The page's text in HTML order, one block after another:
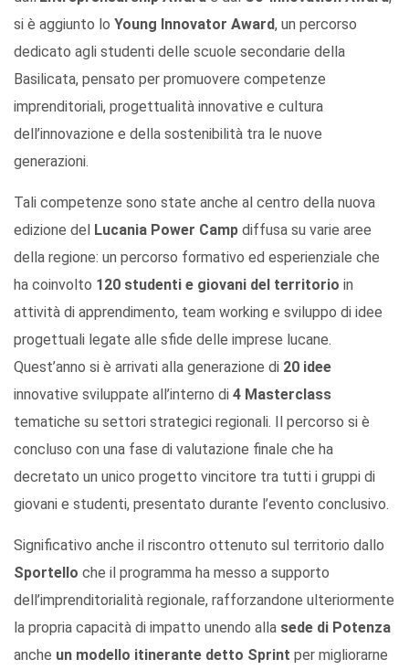
si è aggiunto lo Young Innovator Award, un percorso
dedicato agli studenti delle scuole secondarie della
Basilicata, pensato per promuovere competenze
imprenditoriali, progettualità innovative e cultura
dell’innovazione e della sostenibilità tra le nuove
generazioni.
Tali competenze sono state anche al centro della nuova
edizione del Lucania Power Camp diffusa su varie aree
della regione: un percorso formativo ed esperienziale che
ha coinvolto 120 studenti e giovani del territorio in
attività di apprendimento, team working e sviluppo di idee
progettuali legate alle sfide delle imprese lucane.
Quest’anno si è arrivati alla generazione di 20 idee
innovative sviluppate all’interno di 4 Masterclass
tematiche su settori strategici regionali. Il percorso si è
concluso con una fase di valutazione finale che ha
decretato un unico progetto vincitore tra tutti i gruppi di
giovani e studenti, presentato durante l’evento conclusivo.
Significativo anche il riscontro ottenuto sul territorio dallo
Sportello che il programma ha messo a supporto
dell’imprenditorialità regionale, rafforzandone ulteriormente
la propria capacità di impatto unendo alla sede di Potenza
anche un modello itinerante detto Sprint per migliorarne